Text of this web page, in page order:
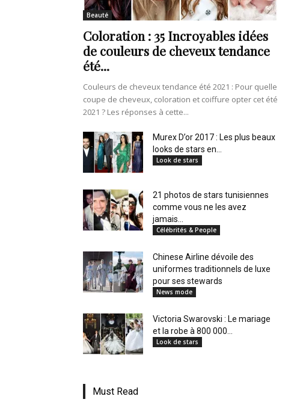
en
et
au
Maghreb
Beauté
Coloration : 35 Incroyables idées
de couleurs de cheveux tendance
été...
Couleurs de cheveux tendance été 2021 : Pour quelle
coupe de cheveux, coloration et coiffure opter cet été
2021 ? Les réponses à cette...
Murex D’or 2017 : Les plus beaux
looks de stars en...
Look de stars
21 photos de stars tunisiennes
comme vous ne les avez
jamais...
Célébrités & People
Chinese Airline dévoile des
uniformes traditionnels de luxe
pour ses stewards
News mode
Victoria Swarovski : Le mariage
et la robe à 800 000...
Look de stars
Must Read